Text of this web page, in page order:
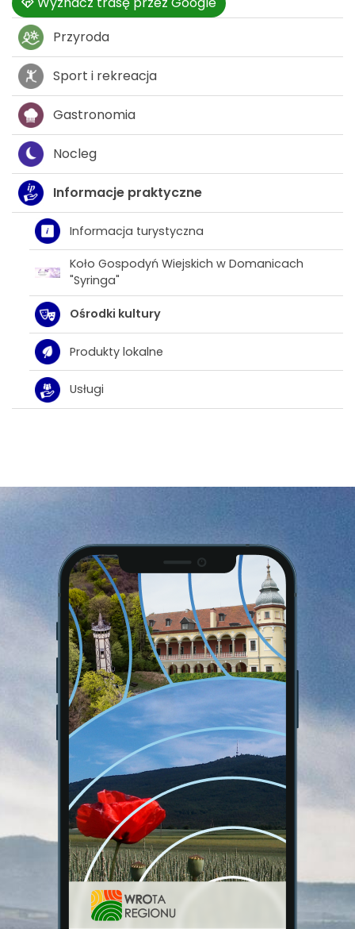
Przyroda
Sport i rekreacja
Gastronomia
Nocleg
Informacje praktyczne
Informacja turystyczna
Koło Gospodyń Wiejskich w Domanicach
"Syringa"
Ośrodki kultury
Produkty lokalne
Usługi